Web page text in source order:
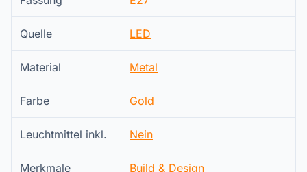
Quelle LED
Material Metal
Farbe Gold
Leuchtmittel inkl. Nein
Merkmale Build & Design